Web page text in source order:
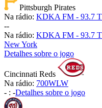
Pittsburgh Pirates
Na rádio: KDKA FM - 93.7
--
Na rádio: KDKA FM - 93.7
New York
Detalhes sobre o jogo
Cincinnati Reds
Na rádio: 700WLW
- : -Detalhes sobre o jogo